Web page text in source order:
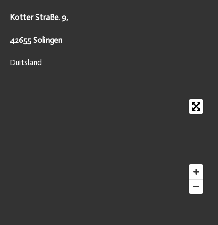
Kotter StraBe. 9,
42655 Solingen
Duitsland